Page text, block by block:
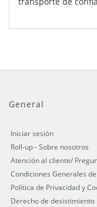
General
Iniciar sesión
Roll-up - Sobre nosotros
Atención al cliente/
Condiciones Generales
Política de Privacidad y
Derecho de desistimiento